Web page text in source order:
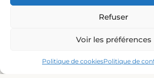
Refuser
Voir les préférences
Politique de cookiesPolitique de
Notre adresse